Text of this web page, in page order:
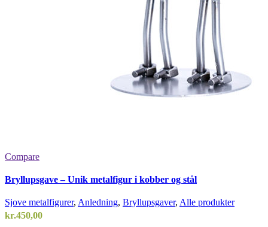
Compare
Bryllupsgave – Unik metalfigur i kobber og stål
Sjove metalfigurer, Anledning, Bryllupsgaver, Alle produkter
kr.450,00